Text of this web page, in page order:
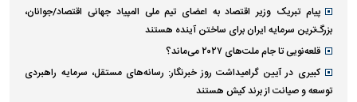
پیام تبریک وزیر اقتصاد به اعضای تیم ملی المپیاد جهانی اقتصاد/جوانان،
بزرگ‌ترین سرمایه ایران برای ساختن آینده هستند
قلعه‌نویی تا جام ملت‌های ۲۰۲۷ می‌ماند؟
کبیری در آیین گرامیداشت روز خبرنگار: رسانه‌های مستقل، سرمایه راهبردی
توسعه و صیانت از برند کیش هستند